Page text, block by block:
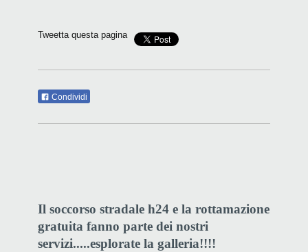
Tweetta questa pagina
Condividi
Il soccorso stradale h24 e la rottamazione
gratuita fanno parte dei nostri
servizi.....esplorate la galleria!!!!